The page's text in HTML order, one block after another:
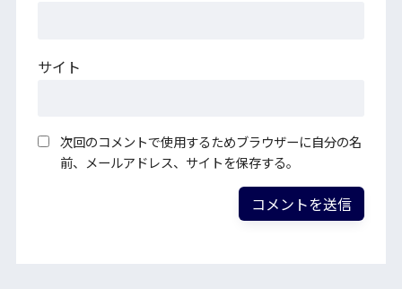
サイト
次回のコメントで使用するためブラウザーに自分の名
前、メールアドレス、サイトを保存する。